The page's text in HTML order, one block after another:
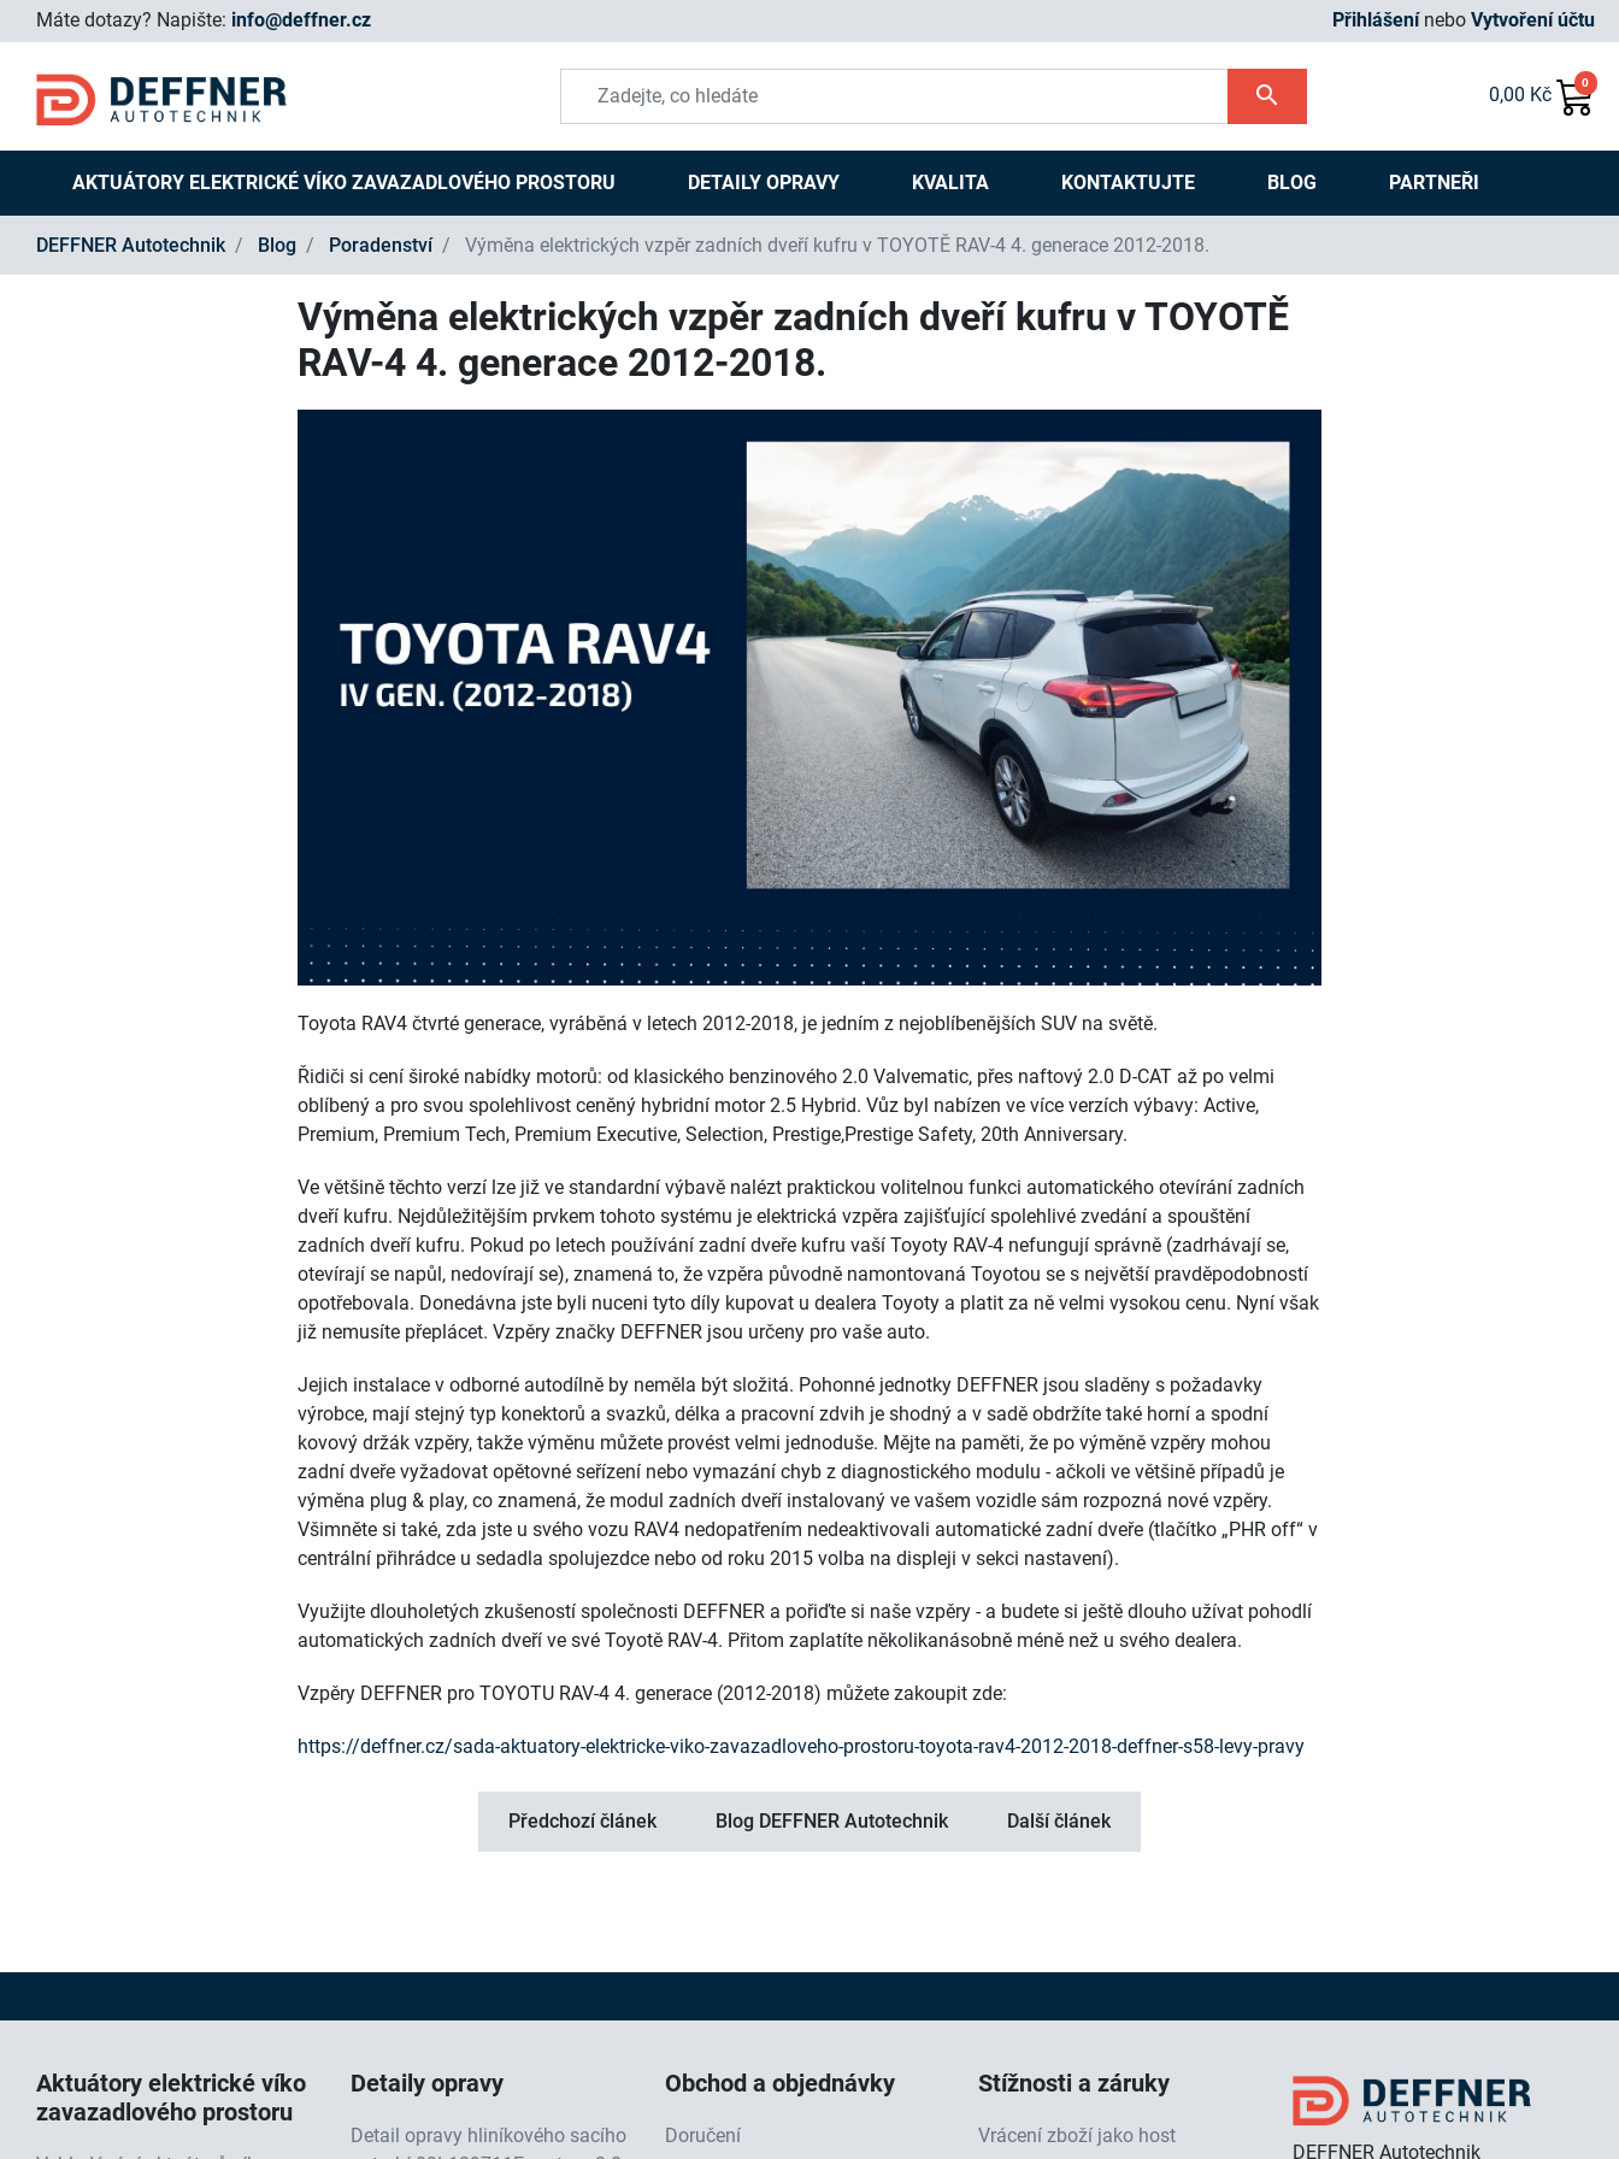
Máte dotazy? Napište: info@deffner.cz Přihlášení nebo Vytvoření účtu
search 0,00 Kč
0
AKTUÁTORY ELEKTRICKÉ VÍKO ZAVAZADLOVÉHO PROSTORU DETAILY OPRAVY KVALITA KONTAKTUJTE BLOG PARTNEŘI
DEFFNER Autotechnik Blog Poradenství Výměna elektrických vzpěr zadních dveří kufru v TOYOTĚ RAV-4 4. generace 2012-2018.
Výměna elektrických vzpěr zadních dveří kufru v TOYOTĚ
RAV-4 4. generace 2012-2018.
Toyota RAV4 čtvrté generace, vyráběná v letech 2012-2018, je jedním z nejoblíbenějších SUV na světě.
Řidiči si cení široké nabídky motorů: od klasického benzinového 2.0 Valvematic, přes naftový 2.0 D-CAT až po velmi
oblíbený a pro svou spolehlivost ceněný hybridní motor 2.5 Hybrid. Vůz byl nabízen ve více verzích výbavy: Active,
Premium, Premium Tech, Premium Executive, Selection, Prestige,Prestige Safety, 20th Anniversary.
Ve většině těchto verzí lze již ve standardní výbavě nalézt praktickou volitelnou funkci automatického otevírání zadních
dveří kufru. Nejdůležitějším prvkem tohoto systému je elektrická vzpěra zajišťující spolehlivé zvedání a spouštění
zadních dveří kufru. Pokud po letech používání zadní dveře kufru vaší Toyoty RAV-4 nefungují správně (zadrhávají se,
otevírají se napůl, nedovírají se), znamená to, že vzpěra původně namontovaná Toyotou se s největší pravděpodobností
opotřebovala. Donedávna jste byli nuceni tyto díly kupovat u dealera Toyoty a platit za ně velmi vysokou cenu. Nyní však
již nemusíte přeplácet. Vzpěry značky DEFFNER jsou určeny pro vaše auto.
Jejich instalace v odborné autodílně by neměla být složitá. Pohonné jednotky DEFFNER jsou sladěny s požadavky
výrobce, mají stejný typ konektorů a svazků, délka a pracovní zdvih je shodný a v sadě obdržíte také horní a spodní
kovový držák vzpěry, takže výměnu můžete provést velmi jednoduše. Mějte na paměti, že po výměně vzpěry mohou
zadní dveře vyžadovat opětovné seřízení nebo vymazání chyb z diagnostického modulu - ačkoli ve většině případů je
výměna plug & play, co znamená, že modul zadních dveří instalovaný ve vašem vozidle sám rozpozná nové vzpěry.
Všimněte si také, zda jste u svého vozu RAV4 nedopatřením nedeaktivovali automatické zadní dveře (tlačítko „PHR off“ v
centrální přihrádce u sedadla spolujezdce nebo od roku 2015 volba na displeji v sekci nastavení).
Využijte dlouholetých zkušeností společnosti DEFFNER a pořiďte si naše vzpěry - a budete si ještě dlouho užívat pohodlí
automatických zadních dveří ve své Toyotě RAV-4. Přitom zaplatíte několikanásobně méně než u svého dealera.
Vzpěry DEFFNER pro TOYOTU RAV-4 4. generace (2012-2018) můžete zakoupit zde:
https://deffner.cz/sada-aktuatory-elektricke-viko-zavazadloveho-prostoru-toyota-rav4-2012-2018-deffner-s58-levy-pravy
Předchozí článek Blog DEFFNER Autotechnik Další článek
Aktuátory elektrické víko
zavazadlového prostoru
Detaily opravy
Detail opravy hliníkového sacího
Obchod a objednávky
Doručení
Stížnosti a záruky
Vrácení zboží jako host
DEFFNER Autotechnik